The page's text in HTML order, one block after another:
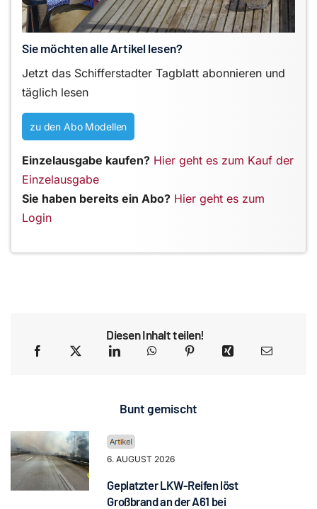
Sie möchten alle Artikel lesen?
Jetzt das Schifferstadter Tagblatt abonnieren und
täglich lesen
zu den Abo Modellen
Einzelausgabe kaufen? Hier geht es zum Kauf der
Einzelausgabe
Sie haben bereits ein Abo? Hier geht es zum
Login
Diesen Inhalt teilen!
Bunt gemischt
6. AUGUST 2026
Geplatzter LKW-Reifen löst
Großbrand an der A61 bei